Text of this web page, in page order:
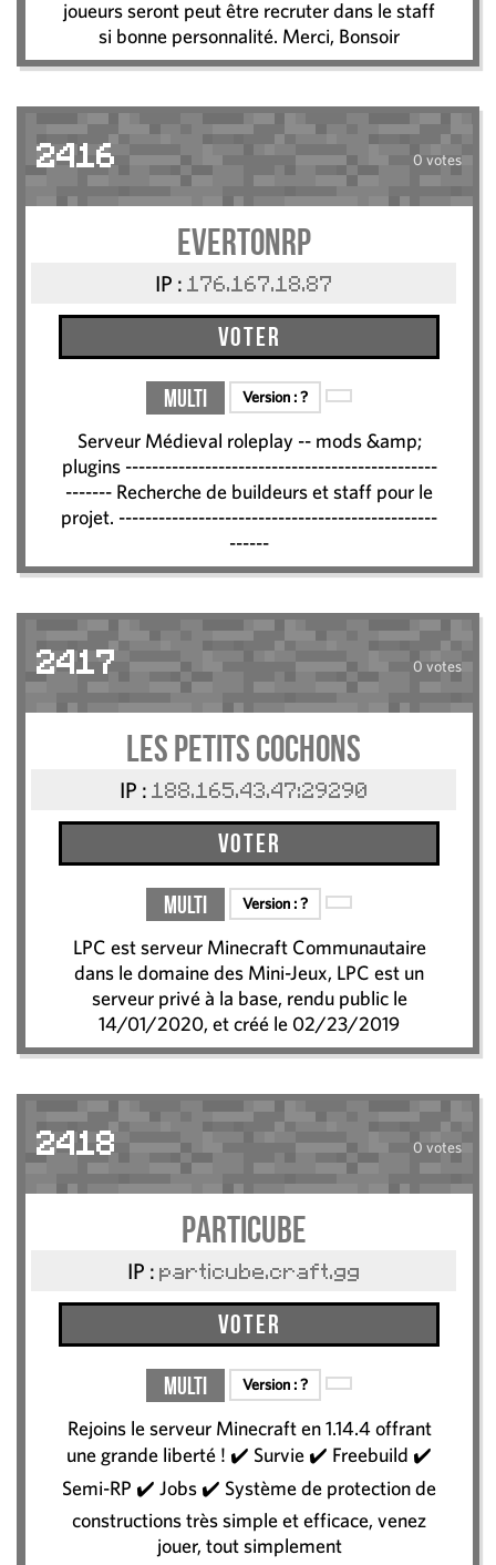
joueurs seront peut être recruter dans le staff
si bonne personnalité. Merci, Bonsoir
2416 0 votes
EvertonRP
IP : 176.167.18.87
Voter
Multi Version :?
Serveur Médieval roleplay -- mods &amp;
plugins -----------------------------------------------
------- Recherche de buildeurs et staff pour le
projet. ------------------------------------------------
------
2417 0 votes
Les Petits Cochons
IP : 188.165.43.47:29290
Voter
Multi Version :?
LPC est serveur Minecraft Communautaire
dans le domaine des Mini-Jeux, LPC est un
serveur privé à la base, rendu public le
14/01/2020, et créé le 02/23/2019
2418 0 votes
Particube
IP : particube.craft.gg
Voter
Multi Version :?
Rejoins le serveur Minecraft en 1.14.4 offrant
une grande liberté ! ✔️ Survie ✔️ Freebuild ✔️
Semi-RP ✔️ Jobs ✔️ Système de protection de
constructions très simple et efficace, venez
jouer, tout simplement